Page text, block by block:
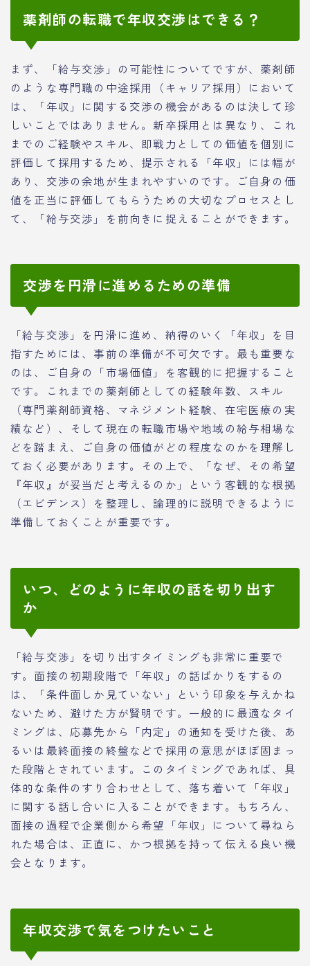
薬剤師の転職で年収交渉はできる？
まず、「給与交渉」の可能性についてですが、薬剤師
のような専門職の中途採用（キャリア採用）において
は、「年収」に関する交渉の機会があるのは決して珍
しいことではありません。新卒採用とは異なり、これ
までのご経験やスキル、即戦力としての価値を個別に
評価して採用するため、提示される「年収」には幅が
あり、交渉の余地が生まれやすいのです。ご自身の価
値を正当に評価してもらうための大切なプロセスとし
て、「給与交渉」を前向きに捉えることができます。
交渉を円滑に進めるための準備
「給与交渉」を円滑に進め、納得のいく「年収」を目
指すためには、事前の準備が不可欠です。最も重要な
のは、ご自身の「市場価値」を客観的に把握すること
です。これまでの薬剤師としての経験年数、スキル
（専門薬剤師資格、マネジメント経験、在宅医療の実
績など）、そして現在の転職市場や地域の給与相場な
どを踏まえ、ご自身の価値がどの程度なのかを理解し
ておく必要があります。その上で、「なぜ、その希望
『年収』が妥当だと考えるのか」という客観的な根拠
（エビデンス）を整理し、論理的に説明できるように
準備しておくことが重要です。
いつ、どのように年収の話を切り出す
か
「給与交渉」を切り出すタイミングも非常に重要で
す。面接の初期段階で「年収」の話ばかりをするの
は、「条件面しか見ていない」という印象を与えかね
ないため、避けた方が賢明です。一般的に最適なタイ
ミングは、応募先から「内定」の通知を受けた後、あ
るいは最終面接の終盤などで採用の意思がほぼ固まっ
た段階とされています。このタイミングであれば、具
体的な条件のすり合わせとして、落ち着いて「年収」
に関する話し合いに入ることができます。もちろん、
面接の過程で企業側から希望「年収」について尋ねら
れた場合は、正直に、かつ根拠を持って伝える良い機
会となります。
年収交渉で気をつけたいこと